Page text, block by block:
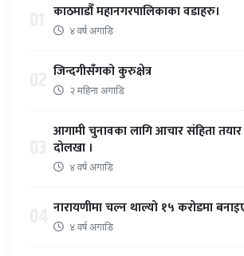
काठमाडौँ महानगरपालिकाका वडाहरु।
४ वर्ष अगाडि
जिन्दगीसँगको कुरुक्षेत्र
२ महिना अगाडि
आगामी चुनावका लागि आचार संहिता
दोलखा ।
४ वर्ष अगाडि
नारायणीमा चल्न थाल्यो १५ करोडमा
४ वर्ष अगाडि